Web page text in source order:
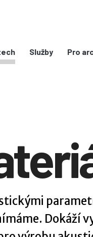
Služby Pro
Dokáží